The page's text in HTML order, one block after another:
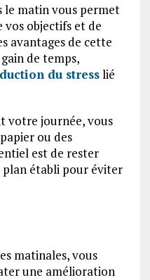
le matin vous permet
vos objectifs et de
avantages de cette
de temps,
du stresslié
votre journée, vous
ou des
est de rester
établi pour éviter
matinales, vous
une amélioration